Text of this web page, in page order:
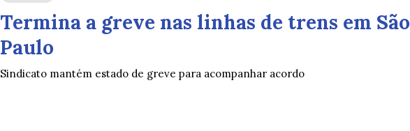
Termina a greve nas linhas de trens em São
Paulo
Sindicato mantém estado de greve para acompanhar acordo